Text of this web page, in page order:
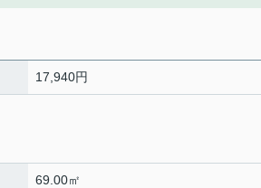
17,940円
69.00㎡